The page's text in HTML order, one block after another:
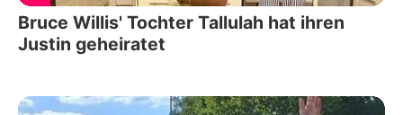
Bruce Willis' Tochter Tallulah hat ihren
Justin geheiratet